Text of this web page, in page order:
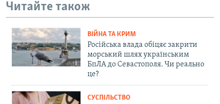
Читайте також
ВІЙНА ТА КРИМ
Російська влада обіцяє закрити
морський шлях українським
БпЛА до Севастополя. Чи реально
це?
СУСПІЛЬСТВО